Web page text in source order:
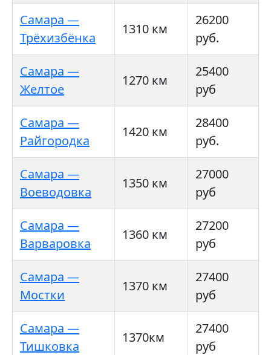
Самара —
Трёхизбёнка
1310 км
26200
руб.
Самара —
Желтое
1270 км
25400
руб
Самара —
Райгородка
1420 км
28400
руб.
Самара —
Воеводовка
1350 км
27000
руб
Самара —
Варваровка
1360 км
27200
руб
Самара —
Мостки
1370 км
27400
руб
Самара —
Тишковка
1370км
27400
руб